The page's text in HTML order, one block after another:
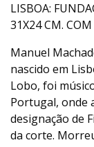
LISBOA:
31X24 CM.
Manuel
nascido em
Lobo, foi
Portugal, onde
designação de
da corte.